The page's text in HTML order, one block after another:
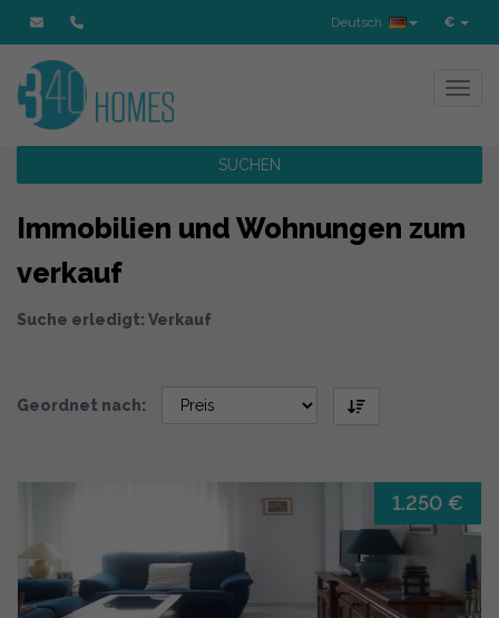
€
Deutsch
SUCHEN
Immobilien und Wohnungen zum
verkauf
Suche erledigt: Verkauf
Geordnet nach:
1.250 €